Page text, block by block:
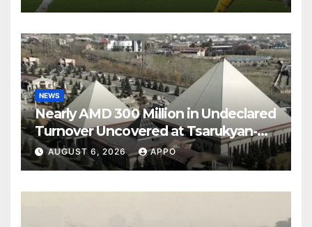
NEWS
Nearly AMD 300 Million in Undeclared
Turnover Uncovered at Tsarukyan-
Owned Entertainment Center
AUGUST 6, 2026 APPO